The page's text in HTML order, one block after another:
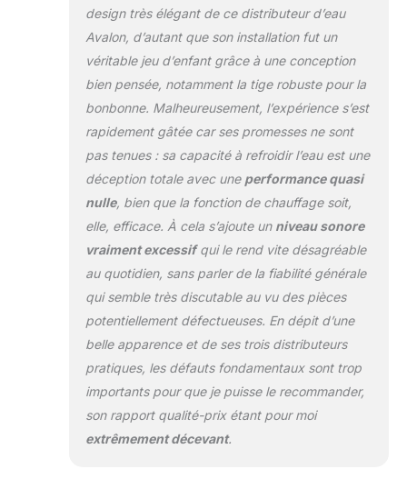
de sécurité enfant sur le bec verseur
d'eau chaude afin que toute la famille
puisse l'utiliser sans souci.
design très élégant de ce distributeur d’eau
Avalon, d’autant que son installation fut un
véritable jeu d’enfant grâce à une conception
bien pensée, notamment la tige robuste pour la
bonbonne. Malheureusement, l’expérience s’est
rapidement gâtée car ses promesses ne sont
pas tenues : sa capacité à refroidir l’eau est une
déception totale avec une performance quasi
nulle, bien que la fonction de chauffage soit,
elle, efficace. À cela s’ajoute un niveau sonore
vraiment excessifqui le rend vite désagréable
au quotidien, sans parler de la fiabilité générale
qui semble très discutable au vu des pièces
potentiellement défectueuses. En dépit d’une
belle apparence et de ses trois distributeurs
pratiques, les défauts fondamentaux sont trop
importants pour que je puisse le recommander,
son rapport qualité-prix étant pour moi
extrêmement décevant.